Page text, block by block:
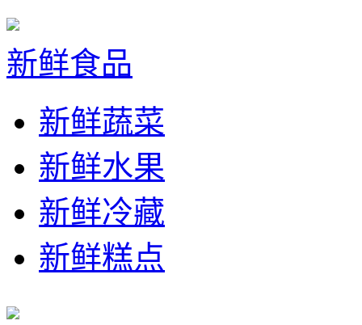
新鲜食品
新鲜蔬菜
新鲜水果
新鲜冷藏
新鲜糕点